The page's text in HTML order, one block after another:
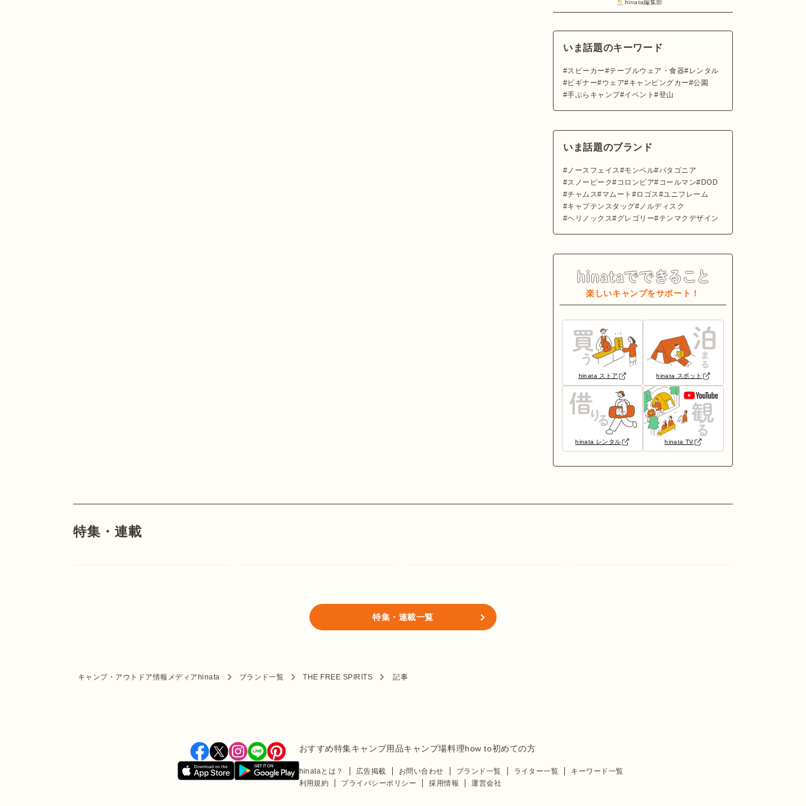
hinata編集部
いま話題のキーワード
スピーカー テーブルウェア・食器
レンタル
ビギナー
ウェア キャンピングカー
公園
手ぶらキャンプ イベント 登山
いま話題のブランド
ノースフェイス モンベル パタゴニア
スノーピーク
コロンビア コールマン
DOD
チャムス
マムート ロゴス
ユニフレーム
キャプテンスタッグ
ノルディスク
ヘリノックス
グレゴリー テンマクデザイン
楽しいキャンプをサポート！
hinata ストア hinata スポット
hinata レンタル hinata TV
特集・連載
特集・連載一覧
キャンプ・アウトドア情報メディアhinata ブランド一覧 THE FREE SPIRITS 記事
おすすめ特集キャンプ用品キャンプ場料理how to初めての方
hinataとは？ 広告掲載 お問い合わせ ブランド一覧 ライター一覧
キーワード一覧
利用規約
プライバシーポリシー 採用情報 運営会社